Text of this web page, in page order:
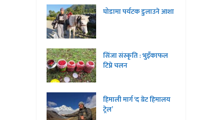
घोडामा पर्यटक डुलाउने आशा
सिंजा संस्कृति : भुइँकाफल
टिप्ने चलन
हिमाली मार्ग ‘द ग्रेट हिमालय
ट्रेल’